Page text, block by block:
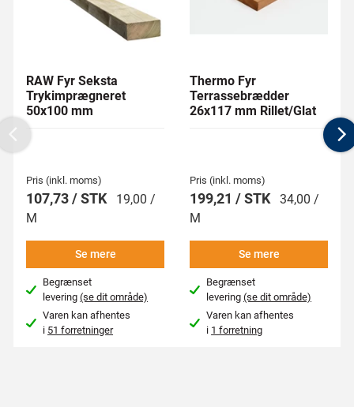
RAW Fyr Seksta
Trykimprægneret
50x100 mm
Pris (inkl. moms)
107,73 / STK
19,00 /
M
Se mere
Begrænset
levering(se dit område)
Varen kan afhentes
i 51 forretninger
Thermo Fyr
Terrassebrædder
26x117 mm Rillet/Glat
Pris (inkl. moms)
199,21 / STK 34,00 /
M
Se mere
Begrænset
levering(se dit område)
Varen kan afhentes
i 1 forretning
Previous